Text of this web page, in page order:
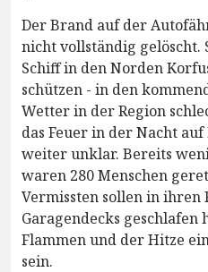
Der Brand auf der
nicht vollständig gelöscht.
Schiff in den Norden
schützen - in den
Wetter in der Region
das Feuer in der Nacht
weiter unklar. Bereits
waren 280 Menschen
Vermissten sollen in ihren
Garagendecks geschlafen
Flammen und der Hitze
sein.